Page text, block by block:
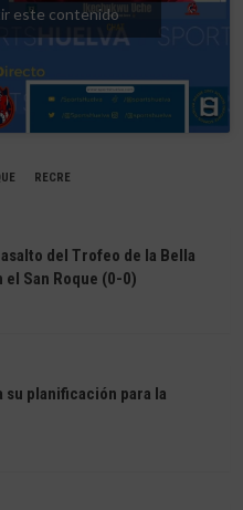
este contenido
RECRE
del Trofeo de la Bella
San Roque (0-0)
su planificación para la